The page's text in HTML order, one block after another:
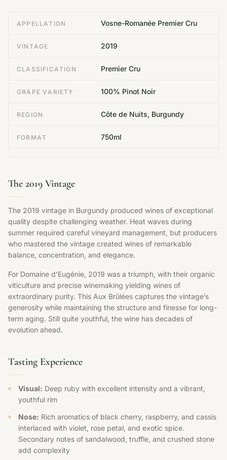
APPELLATION Vosne-Romanée Premier Cru
VINTAGE 2019
CLASSIFICATION Premier Cru
GRAPE VARIETY 100% Pinot Noir
REGION Côte de Nuits, Burgundy
FORMAT 750ml
The 2019 Vintage
The 2019 vintage in Burgundy produced wines of exceptional
quality despite challenging weather. Heat waves during
summer required careful vineyard management, but producers
who mastered the vintage created wines of remarkable
balance, concentration, and elegance.
For Domaine d’Eugénie, 2019 was a triumph, with their organic
viticulture and precise winemaking yielding wines of
extraordinary purity. This Aux Brûlées captures the vintage’s
generosity while maintaining the structure and finesse for long-
term aging. Still quite youthful, the wine has decades of
evolution ahead.
Tasting Experience
Visual: Deep ruby with excellent intensity and a vibrant,
youthful rim
Nose: Rich aromatics of black cherry, raspberry, and cassis
interlaced with violet, rose petal, and exotic spice.
Secondary notes of sandalwood, truffle, and crushed stone
add complexity